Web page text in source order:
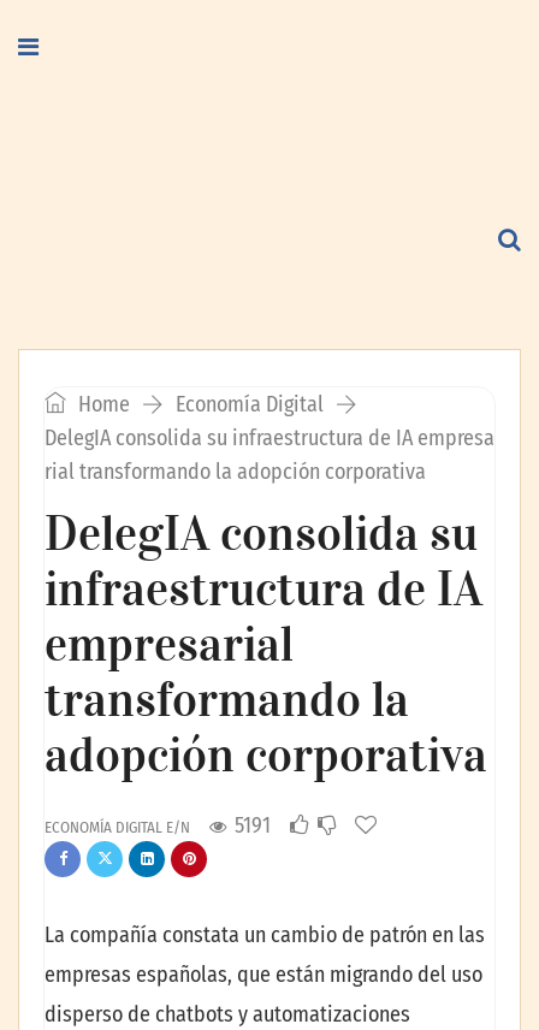
Home
Economía Digital
DelegIA consolida su infraestructura de IA empresa
rial transformando la adopción corporativa
DelegIA consolida su
infraestructura de IA
empresarial
transformando la
adopción corporativa
ECONOMÍA DIGITAL E/N 5191
La compañía constata un cambio de patrón en las
empresas españolas, que están migrando del uso
disperso de chatbots y automatizaciones